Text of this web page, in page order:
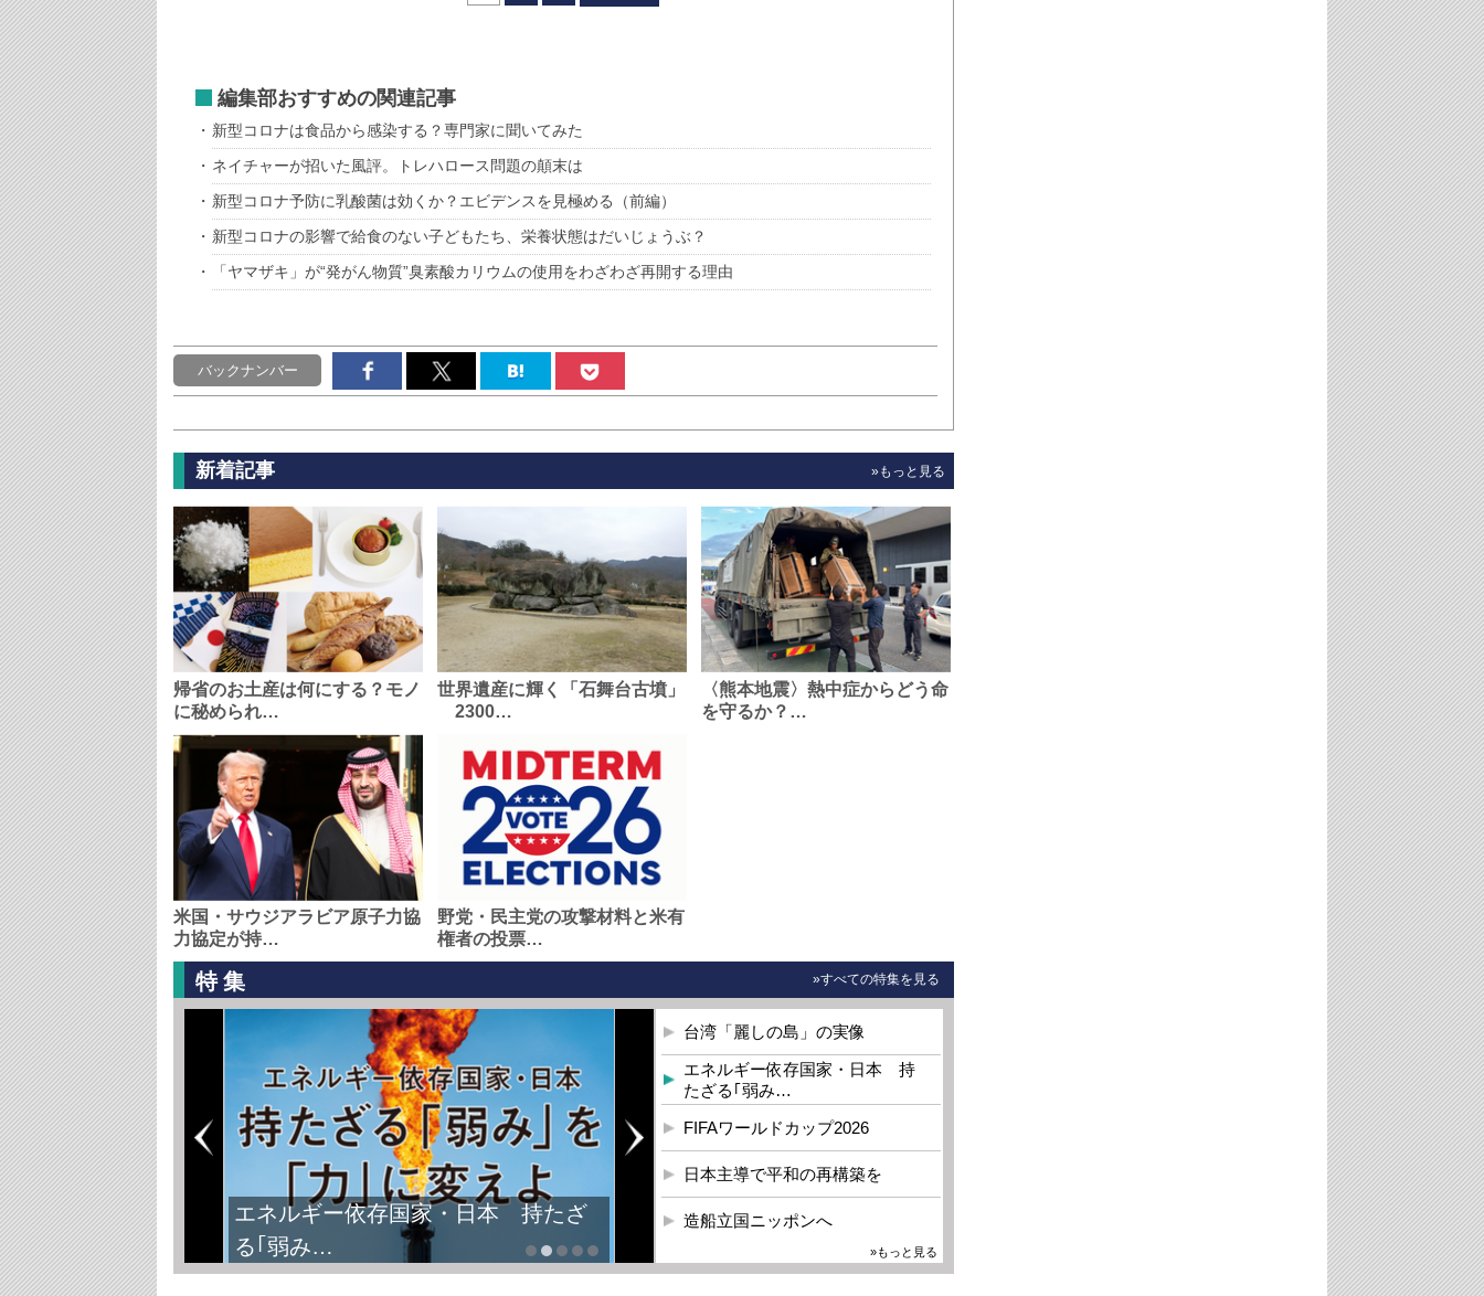
編集部おすすめの関連記事
新型コロナは食品から感染する？専門家に聞いてみた
ネイチャーが招いた風評。トレハロース問題の顛末は
新型コロナ予防に乳酸菌は効くか？エビデンスを見極める（前編）
新型コロナの影響で給食のない子どもたち、栄養状態はだいじょうぶ？
「ヤマザキ」が“発がん物質”臭素酸カリウムの使用をわざわざ再開する理由
バックナンバー
新着記事 »もっと見る
帰省のお土産は何にする？モノ
に秘められ…
世界遺産に輝く「石舞台古墳」
2300…
〈熊本地震〉熱中症からどう命
を守るか？…
米国・サウジアラビア原子力協
力協定が持…
野党・民主党の攻撃材料と米有
権者の投票…
特集 »すべての特集を見る
エネルギー依存国家・日本 持たざ
る｢弱み…
台湾「麗しの島」の実像
エネルギー依存国家・日本 持
たざる｢弱み…
FIFAワールドカップ2026
日本主導で平和の再構築を
造船立国ニッポンへ
»もっと見る